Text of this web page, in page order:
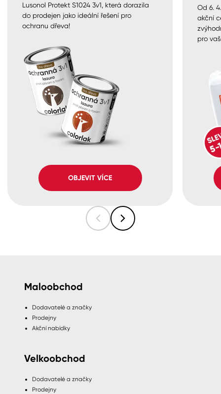
Lusonol Protekt S1024 3v1, která dorazila
do prodejen jako ideální řešení pro
ochranu dřeva!
OBJEVIT VÍCE
Od 6.
akční
pro
Maloobchod
Dodavatelé a značky
Prodejny
Akční nabídky
Velkoobchod
Dodavatelé a značky
Prodejny